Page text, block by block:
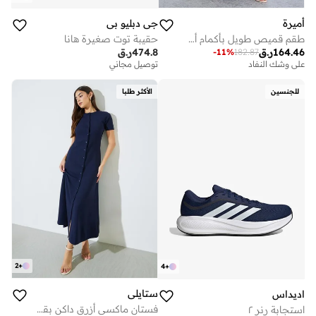
أميرة
طقم قميص طويل بأكمام أسقفية وأزرار مع بنطال واسع الساق
ر.ق164.46
182.87
-11%
على وشك النفاد
جي دبليو بي
حقيبة توت صغيرة هانا
ر.ق474.8
توصيل مجاني
للجنسين
+
4
اديداس
استجابة رنر ٢
الأكثر طلبا
+
2
ستايلي
فستان ماكسي أزرق داكن بقصة A وأكمام قصيرة